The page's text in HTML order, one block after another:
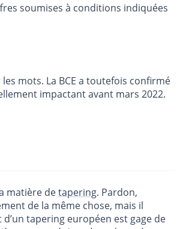
soumises à conditions indiquées
mots. La BCE a toutefois confirmé
impactant avant mars 2022.
matière detapering. Pardon,
de la même chose, mais il
tapering européen est gage de